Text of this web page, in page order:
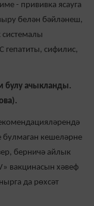
- прививка ясауга
белән бәйләнеш,
системалы
гепатиты, сифилис,
булу ачыкланды.
булмаган кешеләрне
берничә айлык
вакцинасын хәвеф
да рөхсәт